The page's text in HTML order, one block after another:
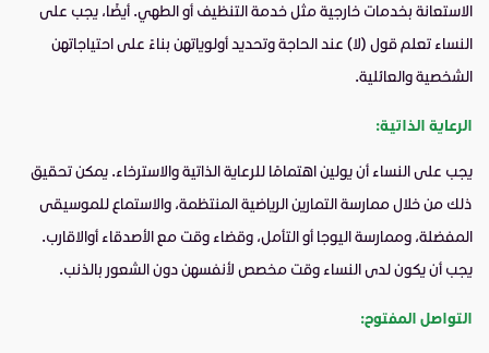
الاستعانة بخدمات خارجية مثل خدمة التنظيف أو الطهي. أيضًا، يجب على
النساء تعلم قول (لا) عند الحاجة وتحديد أولوياتهن بناءً على احتياجاتهن
الشخصية والعائلية.
الرعاية الذاتية:
يجب على النساء أن يولين اهتمامًا للرعاية الذاتية والاسترخاء. يمكن تحقيق
ذلك من خلال ممارسة التمارين الرياضية المنتظمة، والاستماع للموسيقى
المفضلة، وممارسة اليوجا أو التأمل، وقضاء وقت مع الأصدقاء أوالاقارب.
يجب أن يكون لدى النساء وقت مخصص لأنفسهن دون الشعور بالذنب.
التواصل المفتوح: